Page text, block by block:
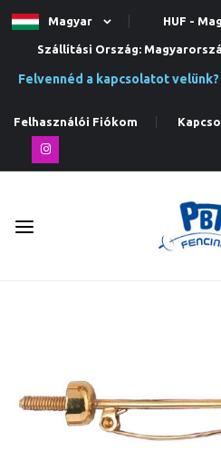
Magyar HUF -
Szállítási Ország:
Felvennéd a kapcsolatot velünk?
Felhasználói Fiókom
képgaléria